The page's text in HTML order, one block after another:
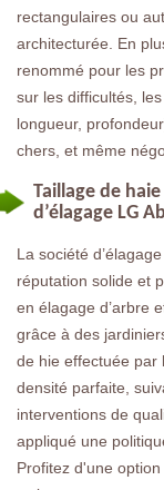
rectangulaires ou
architecturée. En
renommé pour les
sur les difficultés,
longueur,
chers, et même
Taillage de
d’élagage LG
La société
réputation solide et
en élagage d’arbre
grâce à des
de hie effectuée par
densité parfaite,
interventions de
appliqué une
Profitez d'une